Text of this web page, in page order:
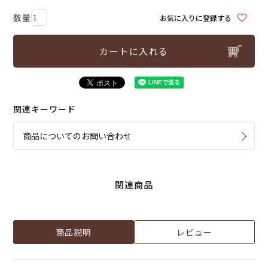
お気に入りに登録する
カートに入れる
関連キーワード
商品についてのお問い合わせ
関連商品
商品説明 レビュー